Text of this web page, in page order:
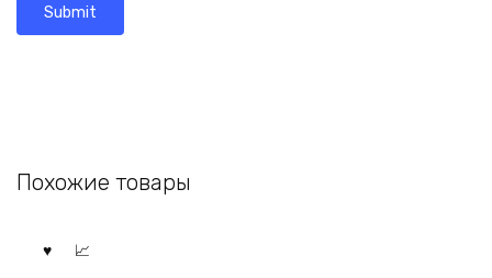
Похожие товары